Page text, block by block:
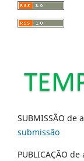
SUBMISSÃO de
submissão
PUBLICAÇÃO